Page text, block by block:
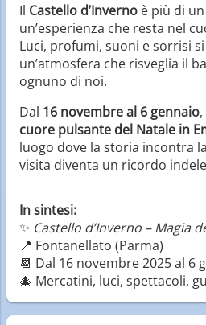
Il Castello d’Inverno è più di
un’esperienza che resta nel
Luci, profumi, suoni e sorrisi
un’atmosfera che risveglia il
ognuno di noi.
Dal 16 novembre al 6 gennaio
cuore pulsante del Natale in
luogo dove la storia incontra
visita diventa un ricordo
In sintesi:
✨ Castello d’Inverno – Magia
📍 Fontanellato (Parma)
📆 Dal 16 novembre 2025 al 6
🎄 Mercatini, luci, spettacoli,